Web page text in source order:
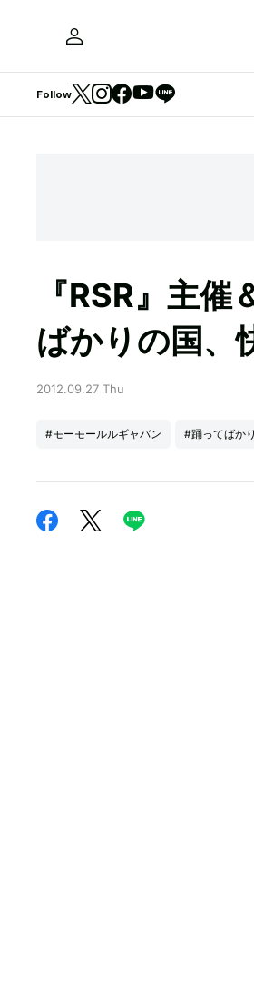
Follow
『RSR』主
ばかりの国、
2012.09.27 Thu
#モーモールルギャバン #踊ってばか